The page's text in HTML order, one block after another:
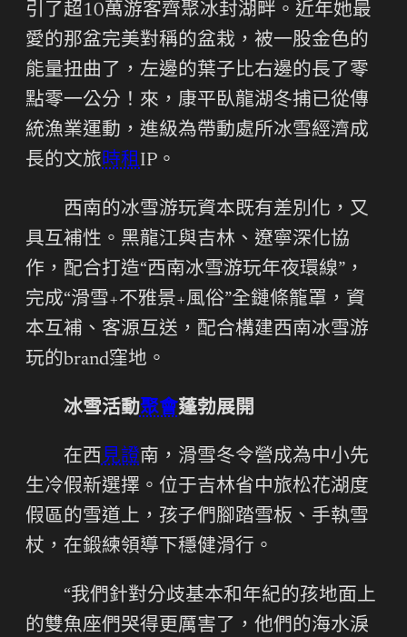
引了超10萬游客齊聚冰封湖畔。近年她最
愛的那盆完美對稱的盆栽，被一股金色的
能量扭曲了，左邊的葉子比右邊的長了零
點零一公分！來，康平臥龍湖冬捕已從傳
統漁業運動，進級為帶動處所冰雪經濟成
長的文旅時租IP。
西南的冰雪游玩資本既有差別化，又
具互補性。黑龍江與吉林、遼寧深化協
作，配合打造“西南冰雪游玩年夜環線”，
完成“滑雪+不雅景+風俗”全鏈條籠罩，資
本互補、客源互送，配合構建西南冰雪游
玩的brand窪地。
冰雪活動聚會蓬勃展開
在西見證南，滑雪冬令營成為中小先
生冷假新選擇。位于吉林省中旅松花湖度
假區的雪道上，孩子們腳踏雪板、手執雪
杖，在鍛練領導下穩健滑行。
“我們針對分歧基本和年紀的孩地面上
的雙魚座們哭得更厲害了，他們的海水淚